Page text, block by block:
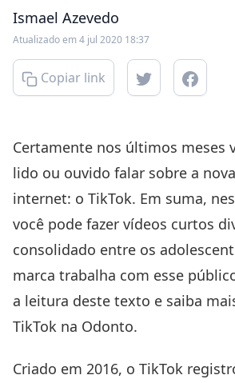
Ismael Azevedo
Atualizado em 4 jul 2020 18:37
Copiar link
Certamente nos últimos meses
lido ou ouvido falar sobre a
internet: o TikTok. Em suma,
você pode fazer vídeos curtos
consolidado entre os
marca trabalha com esse
a leitura deste texto e saiba
TikTok na Odonto.
Criado em 2016, o TikTok